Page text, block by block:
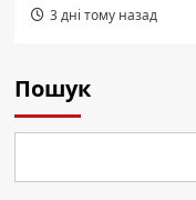
3 дні тому назад
Пошук